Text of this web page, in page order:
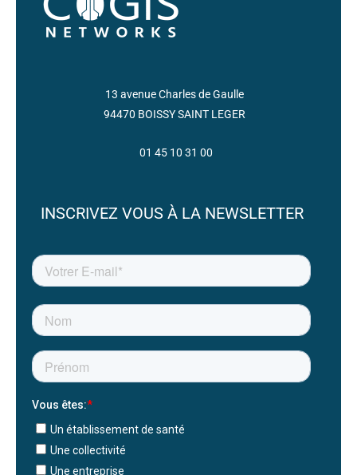
13 avenue Charles de Gaulle
94470 BOISSY SAINT LEGER
01 45 10 31 00
INSCRIVEZ VOUS À LA NEWSLETTER